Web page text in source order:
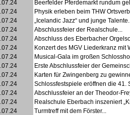
Beerfelder Pferdemarkt rundum
Physik erleben beim THW
„Icelandic Jazz“ und junge
Abschlussfeier der Realschule...
Abschluss des Eberbacher
Konzert des MGV Liederkranz mit
Musical-Gala im großen
Erste Abschlussfeier der
Karten für Zwingenberg zu
Schlossfestspiele eröffnen die 41.
Abschlussfeier an der Theodor-
Realschule Eberbach inszeniert
Turmtreff mit dem Förster...